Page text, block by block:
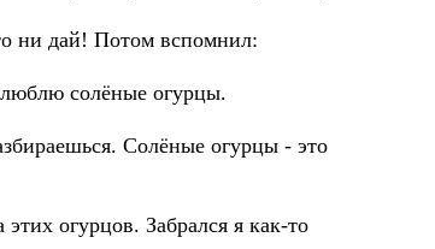
ни дай! Потом вспомнил:
солёные огурцы.
Солёные огурцы - это
огурцов. Забрался я как-то